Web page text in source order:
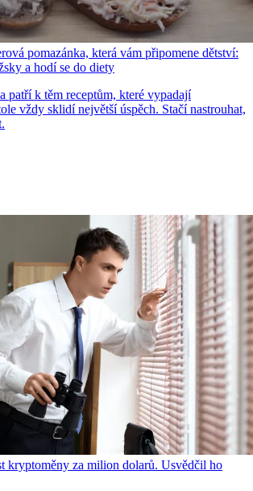
pomazánka, která vám připomene dětství:
a hodí se do diety
patří k těm receptům, které vypadají
vždy sklidí největší úspěch. Stačí nastrouhat,
kryptoměny za milion dolarů. Usvědčil ho